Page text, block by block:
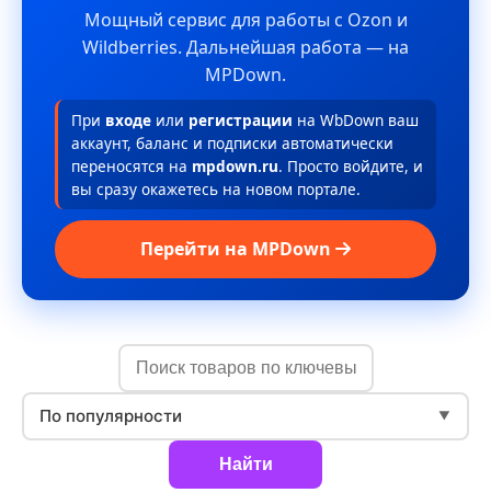
Мощный сервис для работы с Ozon и
Wildberries. Дальнейшая работа — на
MPDown.
При входе или регистрации на WbDown ваш
аккаунт, баланс и подписки автоматически
переносятся на mpdown.ru. Просто войдите, и
вы сразу окажетесь на новом портале.
Перейти на MPDown
По популярности ▼
Найти